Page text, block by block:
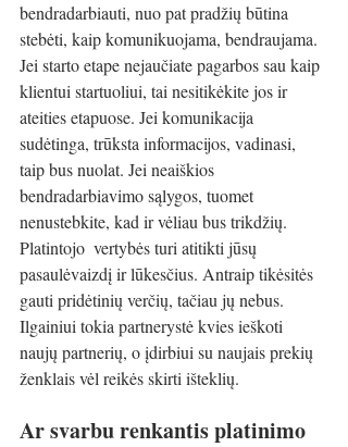
bendradarbiauti, nuo pat pradžių būtina
stebėti, kaip komunikuojama, bendraujama.
Jei starto etape nejaučiate pagarbos sau kaip
klientui startuoliui, tai nesitikėkite jos ir
ateities etapuose. Jei komunikacija
sudėtinga, trūksta informacijos, vadinasi,
taip bus nuolat. Jei neaiškios
bendradarbiavimo sąlygos, tuomet
nenustebkite, kad ir vėliau bus trikdžių.
Platintojo  vertybės turi atitikti jūsų
pasaulėvaizdį ir lūkesčius. Antraip tikėsitės
gauti pridėtinių verčių, tačiau jų nebus.
Ilgainiui tokia partnerystė kvies ieškoti
naujų partnerių, o įdirbiui su naujais prekių
ženklais vėl reikės skirti išteklių.
Ar svarbu renkantis platinimo